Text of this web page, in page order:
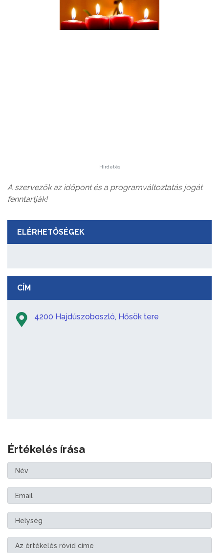
Hirdetés
A szervezők az időpont és a programváltoztatás jogát
fenntartják!
ELÉRHETŐSÉGEK
CÍM
4200 Hajdúszoboszló, Hősök tere
Értékelés írása